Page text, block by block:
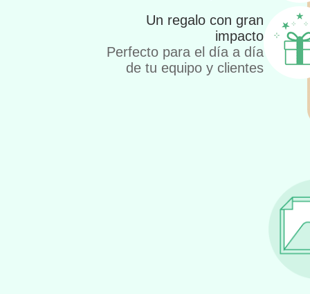
Un regalo con gran
impacto
Perfecto para el día a día
de tu equipo y clientes